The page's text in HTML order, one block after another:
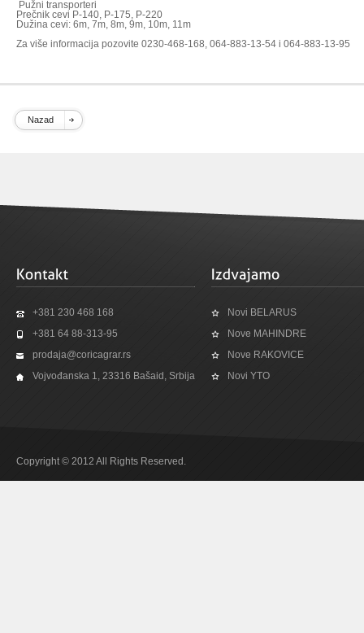
Pužni transporteri
Prečnik cevi P-140, P-175, P-220
Dužina cevi: 6m, 7m, 8m, 9m, 10m, 11m
Za više informacija pozovite 0230-468-168, 064-883-13-54 i 064-883-13-95
Nazad
+381 230 468 168
+381 64 88-313-95
prodaja@coricagrar.rs
Vojvođanska 1, 23316 Bašaid, Srbija
Novi BELARUS
Nove MAHINDRE
Nove RAKOVICE
Novi YTO
Copyright © 2012 All Rights Reserved.